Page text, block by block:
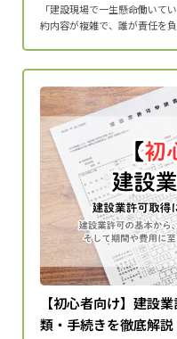
「建設現場で一生懸命働い
約内容が複雑で、誰が責任を
【初心者向け】建設
類・手続きを徹底解説